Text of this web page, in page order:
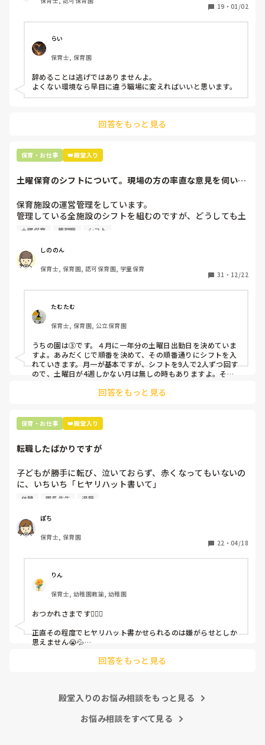
保護者子どもの愚痴悪口が多く、
今で言う不適切保育も
仕方ないよね
もう何も言わずに
子どもの言いなりになればいいんだね
などいう意見で…
上の先生に相談することは難しそうです。
最後の職場にしようと思っていましたが
辞めることは逃げ、と、過去辞めた人も何年も言われ続けて
います
19 ・ 01/02
らい
保育士, 保育園
辞めることは逃げではありませんよ。
よくない環境なら早目に違う職場に変えればいいと思います。
回答をもっと見る
保育・お仕事 👑殿堂入り
土曜保育のシフトについて。現場の方の率直な意見を伺いた
保育施設の運営管理をしています。
管理している全施設のシフトを組むのですが、どうしても土
曜保育だけは入れる方が少なく、いつも苦労しています。
て入職しているはずですが、いざ勤務が始まると一日も土曜
出勤が出来ない方ばかりです。
①土曜日の希望休は2日まで、と制限をかける
②毎月、必ず土曜保育に入ることのできる日を1日だけピッ
クアップしてもらう
③仮シフトが出た時、土曜出勤が難しければ自身で代わりの
人を交渉して見つけてもらう
上記のいずれかの対策を取り入れることを考えています。
土曜保育 管理職 シフト
しののん
保育士, 保育園, 認可保育園, 学童保育
31 ・ 12/22
たむたむ
保育士, 保育園, 公立保育園
うちの園は③です。４月に一年分の土曜日出勤日を決めていま
すよ。あみだくじで順番を決めて、その順番通りにシフトを入
れていきます。月一が基本ですが、シフトを9人で2人ずつ回す
ので、土曜日が4週しかない月は無しの時もありますよ。その
て貰い、主任に報告してます。
回答をもっと見る
保育・お仕事 👑殿堂入り
転職したばかりですが
子どもが勝手に転び、泣いておらず、赤くなってもいないの
に、いちいち「ヒヤリハット書いて」
と書かされ
（そう言う本人は書かない）
しかも、上司に↑この内容でも
ちゃんと考えて対策を練って書き込むようにと。
呼ばれて一緒に対策を考えさせられること多数
これだけで30〜40分拘束されて辛いです
皆さんの園はどうですか?
休憩 園長先生 退職
ぽち
保育士, 保育園
22 ・ 04/18
りん
保育士, 幼稚園教諭, 幼稚園
おつかれさまです🙇🏻‍♀️
正直その程度でヒヤリハット書かせられるのは嫌がらせとしか
思えません😭💦
回答をもっと見る
殿堂入りのお悩み相談をもっと見る
お悩み相談をすべて見る